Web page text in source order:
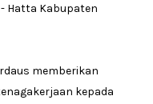
- Hatta Kabupaten
memberikan
kepada